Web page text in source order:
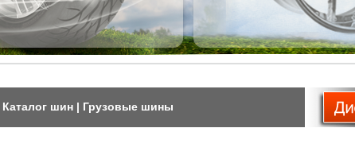
Каталог шин | Грузовые шины